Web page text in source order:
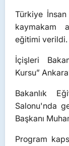
Türkiye
kaymakam
eğitimi verildi.
İçişleri
Kursu”
Bakanlık
Salonu'nda
Başkanı
Program